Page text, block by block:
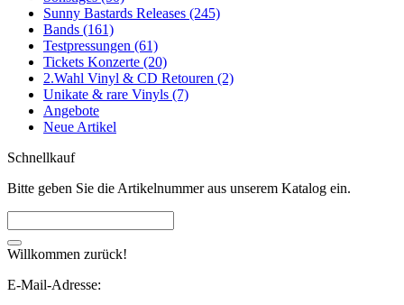
Sunny Bastards Releases (245)
Bands (161)
Testpressungen (61)
Tickets Konzerte (20)
2.Wahl Vinyl & CD Retouren (2)
Unikate & rare Vinyls (7)
Angebote
Neue Artikel
Schnellkauf
Bitte geben Sie die Artikelnummer aus unserem Katalog ein.
Willkommen zurück!
E-Mail-Adresse: